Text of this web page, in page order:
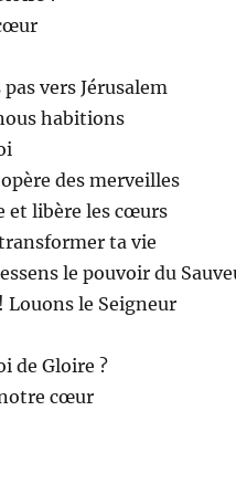
vers Jérusalem
habitions
des merveilles
et libère les cœurs
ta vie
le pouvoir du
Louons le Seigneur
de Gloire ?
cœur